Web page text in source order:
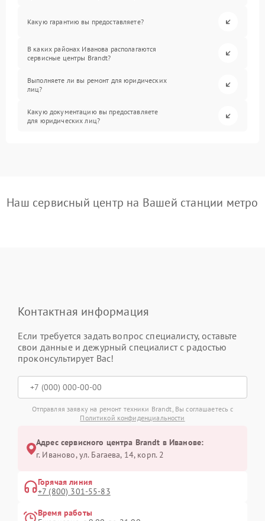
Какую гарантию вы предоставляете?
В каких районах Иванова располагаются
сервисные центры Brandt?
Выполняете ли вы ремонт для юридических
лиц?
Какую документацию вы предоставляете
для юридических лиц?
Наш сервисный центр на Вашей станции метро
Контактная информация
Если требуется задать вопрос специалисту, оставьте
свои данные и дежурный специалист с радостью
проконсультирует Вас!
Отправляя заявку на ремонт техники Brandt, Вы соглашаетесь с
Политикой конфиденциальности
Адрес сервисного центра Brandt в Иванове:
г. Иваново, ул. Багаева, 14, корп. 2
Горячая линия
+7 (800) 301-55-83
Время работы